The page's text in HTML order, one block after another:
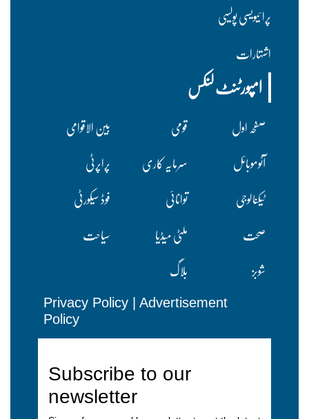
پرا ئیویسی پولسیی
اشتہارات
امپورٹنٹ لنکس
صفحہ اول قومی
بین الاقوامی
آٹوموبائل
سرمایہ کاری
پراپرٹی
ٹیکنالوجی
توانائی
فوڈ سیکورٹی
صحت
ملٹی میڈیا
سیاحت
شوبز
بلاگ
Privacy Policy | Advertisement
Policy
Subscribe to our
newsletter